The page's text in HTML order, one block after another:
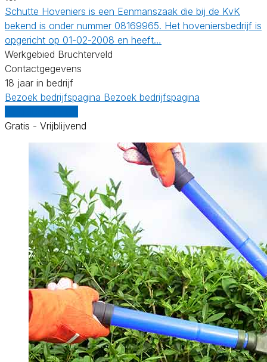
Schutte Hoveniers is een Eenmanszaak die bij de KvK
bekend is onder nummer 08169965. Het hoveniersbedrijf is
opgericht op 01-02-2008 en heeft…
Werkgebied Bruchterveld
Contactgegevens
18 jaar in bedrijf
Bezoek bedrijfspagina Bezoek bedrijfspagina
Gratis - Vrijblijvend